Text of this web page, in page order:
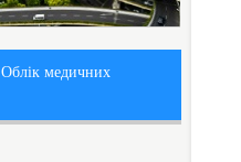
Облік медичних